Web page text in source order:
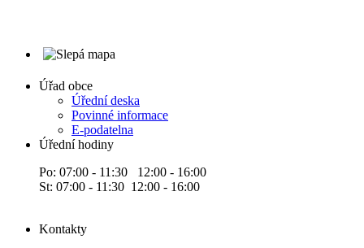
Úřad obce
Úřední deska
Povinné informace
E-podatelna
Úřední hodiny
Po: 07:00 - 11:30 12:00 - 16:00
St: 07:00 - 11:30 12:00 - 16:00
Kontakty